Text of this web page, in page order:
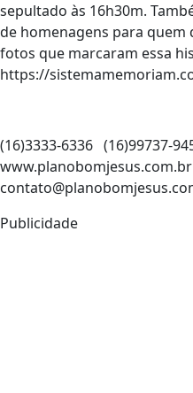
sepultado às 16h30m.
de homenagens para quem
fotos que marcaram essa
https://
(16)3333-6336 (16)99737-
Publicidade